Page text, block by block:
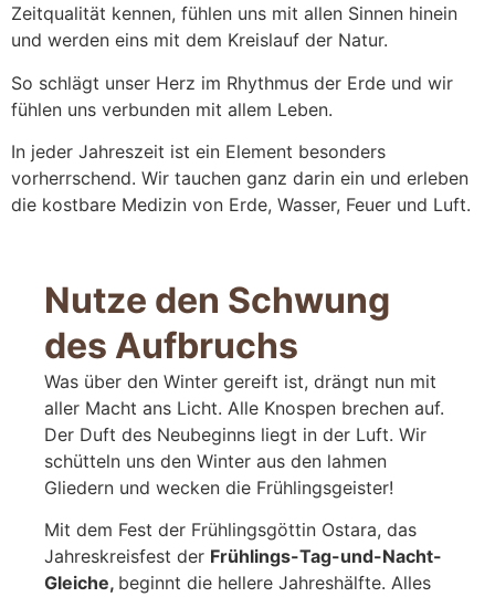
Zeitqualität kennen, fühlen uns mit allen Sinnen hinein
und werden eins mit dem Kreislauf der Natur.
So schlägt unser Herz im Rhythmus der Erde und wir
fühlen uns verbunden mit allem Leben.
In jeder Jahreszeit ist ein Element besonders
vorherrschend. Wir tauchen ganz darin ein und erleben
die kostbare Medizin von Erde, Wasser, Feuer und Luft.
Nutze den Schwung
des Aufbruchs
Was über den Winter gereift ist, drängt nun mit
aller Macht ans Licht. Alle Knospen brechen auf.
Der Duft des Neubeginns liegt in der Luft. Wir
schütteln uns den Winter aus den lahmen
Gliedern und wecken die Frühlingsgeister!
Mit dem Fest der Frühlingsgöttin Ostara, das
Jahreskreisfest der Frühlings-Tag-und-Nacht-
Gleiche, beginnt die hellere Jahreshälfte. Alles